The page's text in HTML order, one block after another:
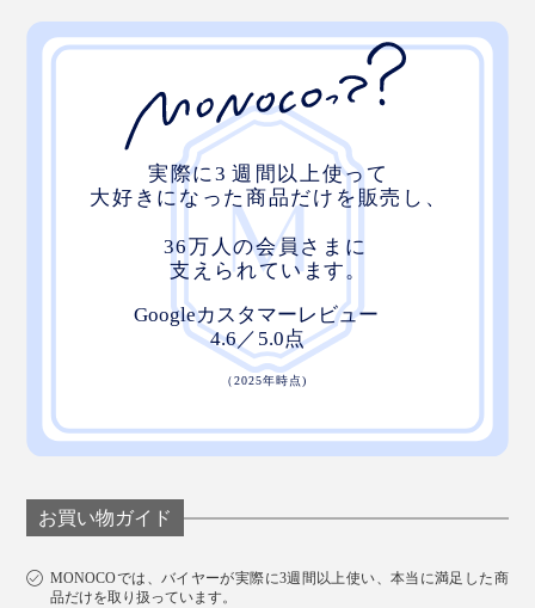
お買い物ガイド
MONOCOでは、バイヤーが実際に3週間以上使い、本当に満足した商
品だけを取り扱っています。